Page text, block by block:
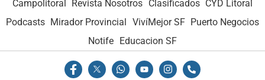
Campolitoral Revista Nosotros Clasificados CYD Litoral
Podcasts Mirador Provincial VivíMejor SF Puerto Negocios
Notife Educacion SF